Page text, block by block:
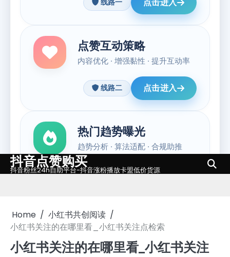
Skip
to
抖音点赞购买
抖音粉丝24h自助平台-抖音涨粉播放卡盟低价货源
Home
小红书共创阅读
小红书关注的在哪里看_小红书关注点检索
小红书关注的在哪里看_小红书关注